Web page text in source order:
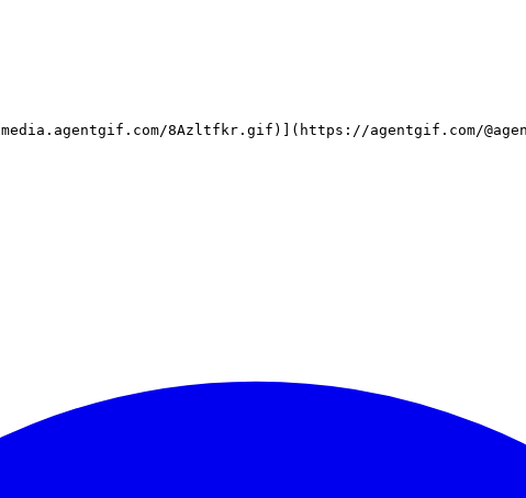
8Azltfkr.gif)](https://agentgif.com/